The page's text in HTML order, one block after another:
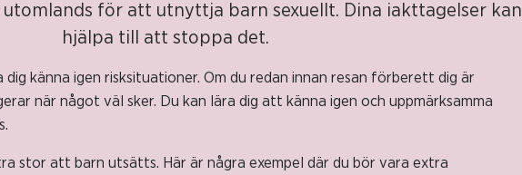
utomlands för att utnyttja barn sexuellt. Dina iakttagelser kan
hjälpa till att stoppa det.
dig känna igen risksituationer. Om du redan innan resan förberett dig är
när något väl sker. Du kan lära dig att känna igen och uppmärksamma
stor att barn utsätts. Här är några exempel där du bör vara extra